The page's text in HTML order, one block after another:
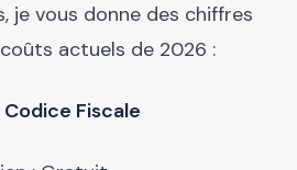
je vous donne des chiffres
actuels de 2026 :
Fiscale